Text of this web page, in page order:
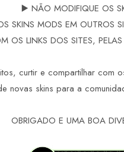
▶️ NÃO MODIFIQUE OS
SKINS MODS EM OUTROS
OS LINKS DOS SITES,
curtir e compartilhar com
novas skins para a
OBRIGADO E UMA BOA